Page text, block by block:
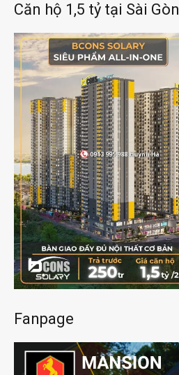
Căn hộ 1,5 tỷ tại Sài Gòn
Fanpage